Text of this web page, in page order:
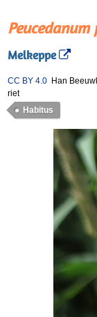
Peucedanum
Melkeppe
CC BY 4.0 Han
riet
Habitus